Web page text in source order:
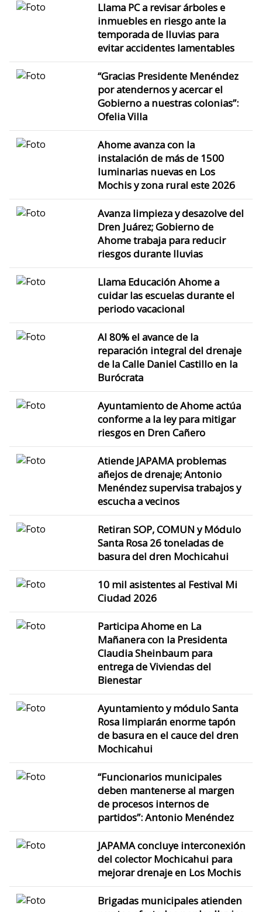
Llama PC a revisar árboles e
inmuebles en riesgo ante la
temporada de lluvias para
evitar accidentes lamentables
“Gracias Presidente Menéndez
por atendernos y acercar el
Gobierno a nuestras colonias”:
Ofelia Villa
Ahome avanza con la
instalación de más de 1500
luminarias nuevas en Los
Mochis y zona rural este 2026
Avanza limpieza y desazolve del
Dren Juárez; Gobierno de
Ahome trabaja para reducir
riesgos durante lluvias
Llama Educación Ahome a
cuidar las escuelas durante el
periodo vacacional
Al 80% el avance de la
reparación integral del drenaje
de la Calle Daniel Castillo en la
Burócrata
Ayuntamiento de Ahome actúa
conforme a la ley para mitigar
riesgos en Dren Cañero
Atiende JAPAMA problemas
añejos de drenaje; Antonio
Menéndez supervisa trabajos y
escucha a vecinos
Retiran SOP, COMUN y Módulo
Santa Rosa 26 toneladas de
basura del dren Mochicahui
10 mil asistentes al Festival Mi
Ciudad 2026
Participa Ahome en La
Mañanera con la Presidenta
Claudia Sheinbaum para
entrega de Viviendas del
Bienestar
Ayuntamiento y módulo Santa
Rosa limpiarán enorme tapón
de basura en el cauce del dren
Mochicahui
“Funcionarios municipales
deben mantenerse al margen
de procesos internos de
partidos”: Antonio Menéndez
JAPAMA concluye interconexión
del colector Mochicahui para
mejorar drenaje en Los Mochis
Brigadas municipales atienden